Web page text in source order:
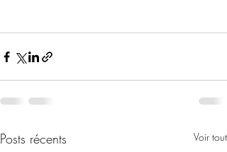
Posts récents Voir tout